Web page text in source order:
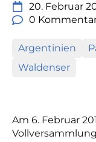
20. Februar
0
Argentinien
Waldenser
Am 6. Februar